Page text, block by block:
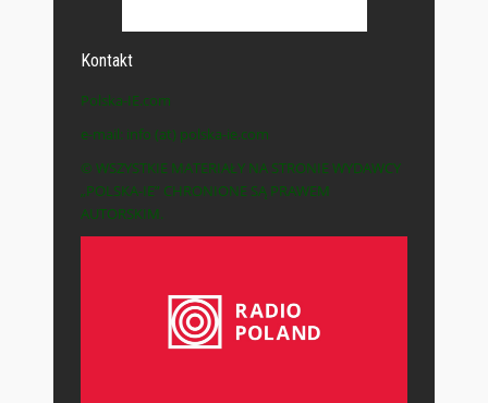
Kontakt
Polska-IE.com
e-mail: info (at) polska-ie.com
© WSZYSTKIE MATERIAŁY NA STRONIE WYDAWCY
„POLSKA-IE” CHRONIONE SĄ PRAWEM
AUTORSKIM.